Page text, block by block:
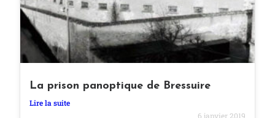
La prison panoptique de Bressuire
Lire la suite
6 janvier 2019